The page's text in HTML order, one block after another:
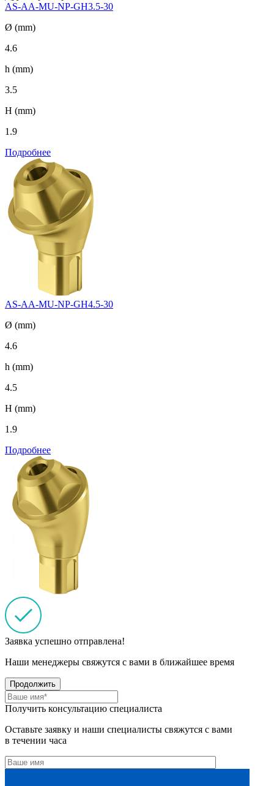
AS-AA-MU-NP-GH3.5-30
Ø (mm)
4.6
h (mm)
3.5
H (mm)
1.9
Подробнее
AS-AA-MU-NP-GH4.5-30
Ø (mm)
4.6
h (mm)
4.5
H (mm)
1.9
Подробнее
Заявка успешно отправлена!
Наши менеджеры свяжутся с вами в ближайшее время
Продолжить
Получить консультацию специалиста
Оставьте заявку и наши специалисты свяжутся с вами
в течении часа